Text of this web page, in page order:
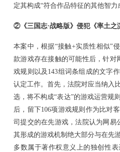
定其构成“符合作品特征的其他智力
② 《三国志·战略版》侵犯《率土
本案中，根据“接触+实质性相似”
款游戏存在接触的可能性后，针对
戏规则以及143组词条组成的文字
认定工作。首先，法院对应当纳入
选，将不构成“表达”的游戏运营规
后，留下106项游戏规则作为比对
司提交的在先游戏，法院认为网易
其形成的游戏机制绝大部分与在先
多数属于著作权意义上的独创性